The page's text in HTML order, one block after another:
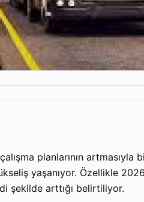
planlarının
yaşanıyor. Özellikle
şekilde arttığı belirtiliyor.